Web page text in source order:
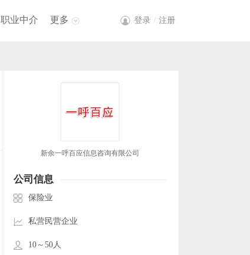
职业中介 更多 登录 / 注册
新余一呼百应信息咨询有限公司
公司信息
保险业
私营民营企业
10～50人